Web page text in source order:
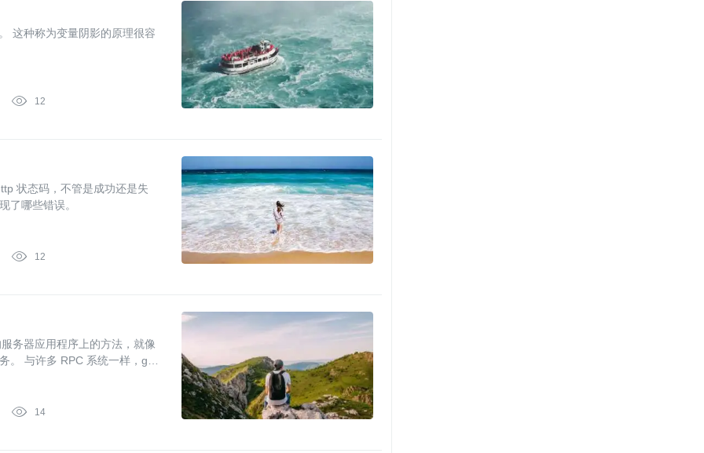
这种称为变量阴影的原理很容
 12
状态码，不管是成功还是失
了哪些错误。
 12
务器应用程序上的方法，就像
。 与许多 RPC 系统一样，gRP
 14